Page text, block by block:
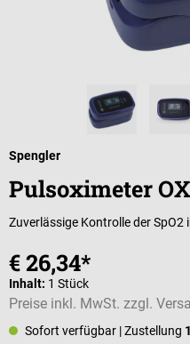
Spengler
Pulsoximeter
Zuverlässige Kontrolle der SpO2
€ 26,34*
Inhalt: 1 Stück
Preise inkl. MwSt. zzgl.
Sofort verfügbar | Zustellung